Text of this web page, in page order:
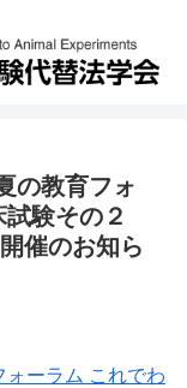
の教育フォ
験その２
催のお知ら
ォーラム これでわ